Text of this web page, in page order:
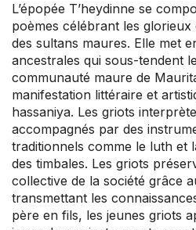
L’épopée T’heydinne se
poèmes célébrant les glorieux
des sultans maures. Elle met
ancestrales qui sous-tendent
communauté maure de
manifestation littéraire et
hassaniya. Les griots
accompagnés par des
traditionnels comme le luth et
des timbales. Les griots
collective de la société grâce
transmettant les
père en fils, les jeunes griots